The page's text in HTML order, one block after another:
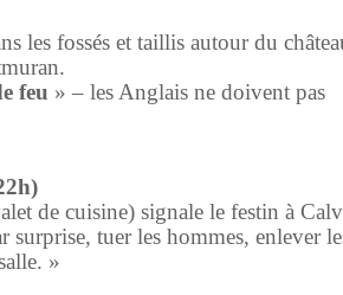
les fossés et taillis autour du
feu » – les Anglais ne doivent pas
de cuisine) signale le festin à
surprise, tuer les hommes, enlever
»